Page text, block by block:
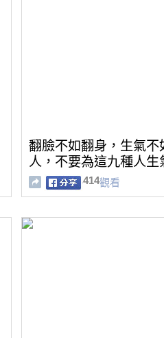
翻臉不如翻身，生氣不
人，不要為這九種人生
414觀看